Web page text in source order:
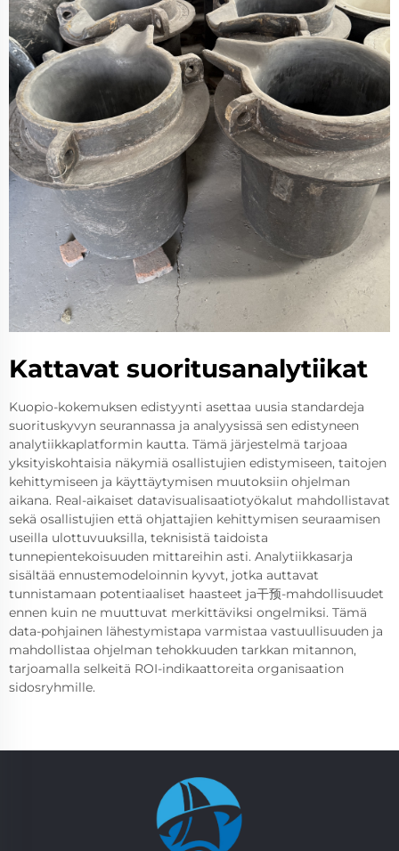
Kattavat suoritusanalytiikat
Kuopio-kokemuksen edistyynti asettaa uusia standardeja
suorituskyvyn seurannassa ja analyysissä sen edistyneen
analytiikkaplatformin kautta. Tämä järjestelmä tarjoaa
yksityiskohtaisia näkymiä osallistujien edistymiseen, taitojen
kehittymiseen ja käyttäytymisen muutoksiin ohjelman
aikana. Real-aikaiset datavisualisaatiotyökalut mahdollistavat
sekä osallistujien että ohjattajien kehittymisen seuraamisen
useilla ulottuvuuksilla, teknisistä taidoista
tunnepientekoisuuden mittareihin asti. Analytiikkasarja
sisältää ennustemodeloinnin kyvyt, jotka auttavat
tunnistamaan potentiaaliset haasteet ja干预-mahdollisuudet
ennen kuin ne muuttuvat merkittäviksi ongelmiksi. Tämä
data-pohjainen lähestymistapa varmistaa vastuullisuuden ja
mahdollistaa ohjelman tehokkuuden tarkkan mitannon,
tarjoamalla selkeitä ROI-indikaattoreita organisaation
sidosryhmille.